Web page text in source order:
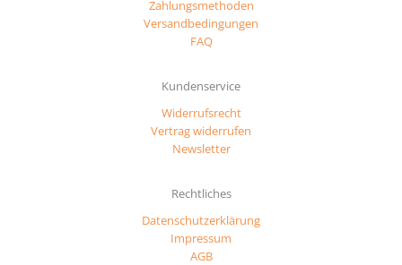
Zahlungsmethoden
Versandbedingungen
FAQ
Kundenservice
Widerrufsrecht
Vertrag widerrufen
Newsletter
Rechtliches
Datenschutzerklärung
Impressum
AGB